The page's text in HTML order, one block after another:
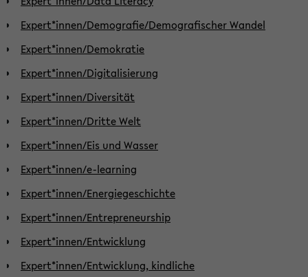
Expert*innen/Demografie/Demografischer Wandel
Expert*innen/Demokratie
Expert*innen/Digitalisierung
Expert*innen/Diversität
Expert*innen/Dritte Welt
Expert*innen/Eis und Wasser
Expert*innen/e-learning
Expert*innen/Energiegeschichte
Expert*innen/Entrepreneurship
Expert*innen/Entwicklung
Expert*innen/Entwicklung, kindliche